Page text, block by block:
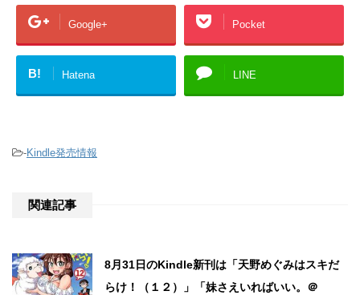
Google+ Pocket
B! Hatena LINE
-Kindle発売情報
関連記事
8月31日のKindle新刊は「天野めぐみはスキだ
らけ！（１２）」「妹さえいればいい。＠